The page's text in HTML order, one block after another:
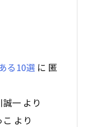
る10選 に 匿
誠一 より
こ より